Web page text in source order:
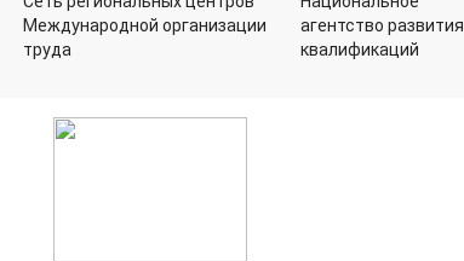
Международной организации
труда
агентство развития
квалификаций